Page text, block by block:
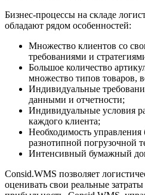
Бизнес-процессы на складе
обладают рядом особенностей:
Множество клиентов со
требованиями и
Большое количество
множество типов товаров,
Индивидуальные
данными и отчетности;
Индивидуальные условия
каждого клиента;
Необходимость
разнотипной погрузочной
Интенсивный бумажный
Consid.WMS позволяет
оценивать свои реальные